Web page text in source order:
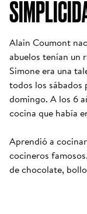
Alain Coumont
abuelos tenían un
Simone era una
todos los sábados
domingo. A los 6
cocina que había
Aprendió a
cocineros
de chocolate,